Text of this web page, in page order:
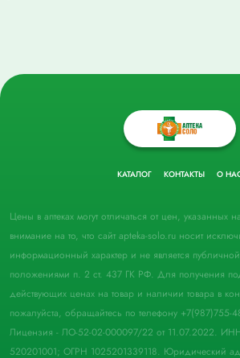
КАТАЛОГ КОНТАКТЫ О
Цены в аптеках могут отличаться от цен,
внимание на то, что сайт apteka-solo.ru носит
информационный характер и не является
положениями п. 2 ст. 437 ГК РФ. Для получения
действующих ценах на товар и наличии товара в
пожалуйста, обращайтесь по телефону
Лицензия - ЛО-52-02-000097/22 от 11.07.2022.
520201001; ОГРН 1025201339118. Юридический